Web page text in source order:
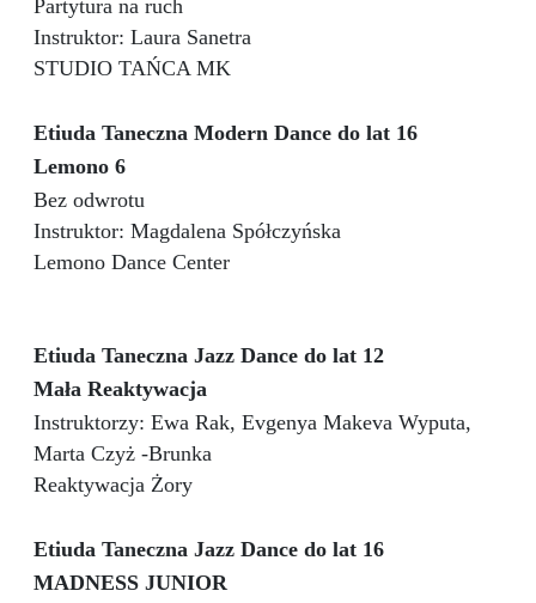
Partytura na ruch
Instruktor: Laura Sanetra
STUDIO TAŃCA MK
Etiuda Taneczna Modern Dance do lat 16
Lemono 6
Bez odwrotu
Instruktor: Magdalena Spółczyńska
Lemono Dance Center
Etiuda Taneczna Jazz Dance do lat 12
Mała Reaktywacja
Instruktorzy: Ewa Rak, Evgenya Makeva Wyputa,
Marta Czyż -Brunka
Reaktywacja Żory
Etiuda Taneczna Jazz Dance do lat 16
MADNESS JUNIOR